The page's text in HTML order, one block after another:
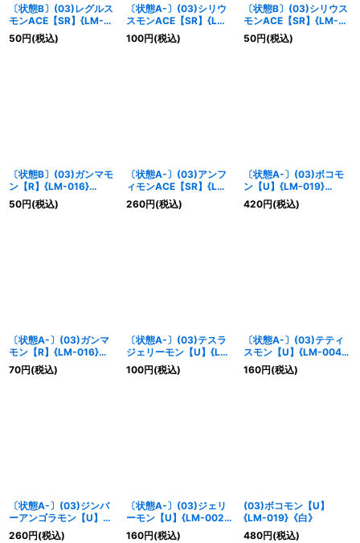
〔状態B〕(03)レグルス
モンACE【SR】{LM-
017}《紫》
50円(税込)
〔状態A-〕(03)シリウ
スモンACE【SR】{LM-
001}《赤》
100円(税込)
〔状態B〕(03)シリウス
モンACE【SR】{LM-
001}《赤》
50円(税込)
〔状態B〕(03)ガンマモ
ン【R】{LM-016}
《紫》
50円(税込)
〔状態A-〕(03)アンフ
ィモンACE【SR】{LM-
005}《青》
260円(税込)
〔状態A-〕(03)ボコモ
ン【U】{LM-019}
《白》
420円(税込)
〔状態A-〕(03)ガンマ
モン【R】{LM-016}
《紫》
70円(税込)
〔状態A-〕(03)テスラ
ジェリーモン【U】{LM-
003}《青》
100円(税込)
〔状態A-〕(03)テティ
スモン【U】{LM-004}
《青》
160円(税込)
〔状態A-〕(03)ジンバ
ーアンゴラモン【U】
{LM-011}《緑》
260円(税込)
〔状態A-〕(03)ジェリ
ーモン【U】{LM-002}
《青》
160円(税込)
(03)ボコモン【U】
{LM-019}《白》
480円(税込)